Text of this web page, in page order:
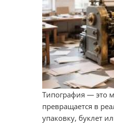
Типография — это
превращается в
упаковку, буклет